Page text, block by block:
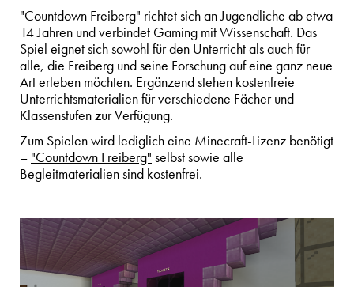
"Countdown Freiberg" richtet sich an Jugendliche ab etwa
14 Jahren und verbindet Gaming mit Wissenschaft. Das
Spiel eignet sich sowohl für den Unterricht als auch für
alle, die Freiberg und seine Forschung auf eine ganz neue
Art erleben möchten. Ergänzend stehen kostenfreie
Unterrichtsmaterialien für verschiedene Fächer und
Klassenstufen zur Verfügung.
Zum Spielen wird lediglich eine Minecraft-Lizenz benötigt
– "Countdown Freiberg" selbst sowie alle
Begleitmaterialien sind kostenfrei.